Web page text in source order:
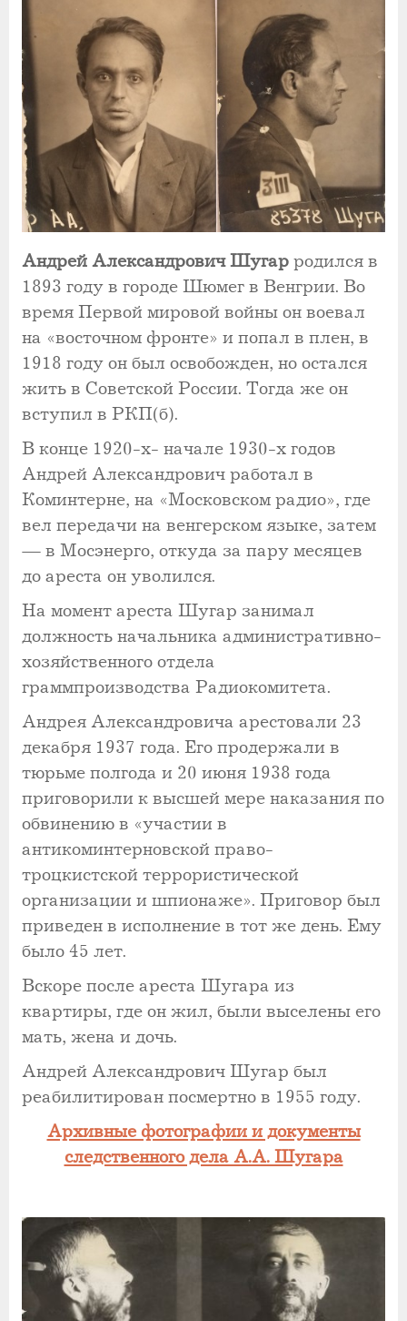
Андрей Александрович Шугар родился в
1893 году в городе Шюмег в Венгрии. Во
время Первой мировой войны он воевал
на «восточном фронте» и попал в плен, в
1918 году он был освобожден, но остался
жить в Советской России. Тогда же он
вступил в РКП(б).
В конце 1920-х- начале 1930-х годов
Андрей Александрович работал в
Коминтерне, на «Московском радио», где
вел передачи на венгерском языке, затем
— в Мосэнерго, откуда за пару месяцев
до ареста он уволился.
На момент ареста Шугар занимал
должность начальника административно-
хозяйственного отдела
граммпроизводства Радиокомитета.
Андрея Александровича арестовали 23
декабря 1937 года. Его продержали в
тюрьме полгода и 20 июня 1938 года
приговорили к высшей мере наказания по
обвинению в «участии в
антикоминтерновской право-
троцкистской террористической
организации и шпионаже». Приговор был
приведен в исполнение в тот же день. Ему
было 45 лет.
Вскоре после ареста Шугара из
квартиры, где он жил, были выселены его
мать, жена и дочь.
Андрей Александрович Шугар был
реабилитирован посмертно в 1955 году.
Архивные фотографии и документы
следственного дела А.А. Шугара